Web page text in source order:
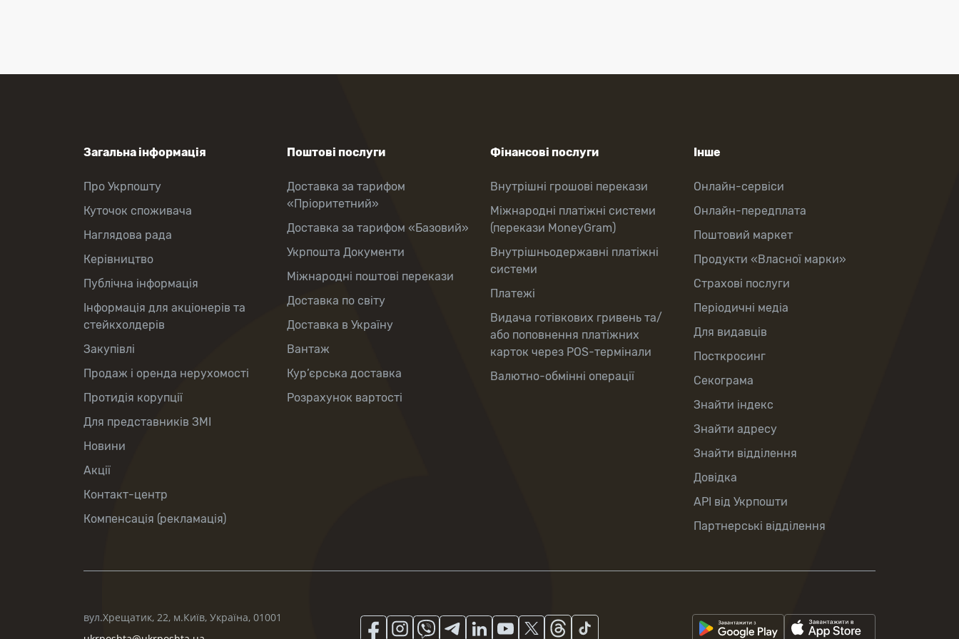
Загальна інформація
Про Укрпошту
Куточок споживача
Наглядова рада
Керівництво
Публічна інформація
Інформація для акціонерів та
стейкхолдерів
Закупівлі
Продаж і оренда нерухомості
Протидія корупції
Для представників ЗМІ
Новини
Акції
Контакт-центр
Компенсація (рекламація)
Поштові послуги
Доставка за тарифом
«Пріоритетний»
Доставка за тарифом «Базовий»
Укрпошта Документи
Міжнародні поштові перекази
Доставка по світу
Доставка в Україну
Вантаж
Кур’єрська доставка
Розрахунок вартості
Фінансові послуги
Внутрішні грошові перекази
Міжнародні платіжні системи
(перекази MoneyGram)
Внутрішньодержавні платіжні
системи
Платежі
Видача готівкових гривень та/
або поповнення платіжних
карток через POS-термінали
Валютно-обмінні операції
Інше
Онлайн-сервіси
Онлайн-передплата
Поштовий маркет
Продукти «Власної марки»
Страхові послуги
Періодичні медіа
Для видавців
Посткросинг
Секограма
Знайти індекс
Знайти адресу
Знайти відділення
Довідка
API від Укрпошти
Партнерські відділення
вул.Хрещатик, 22, м.Київ, Україна, 01001